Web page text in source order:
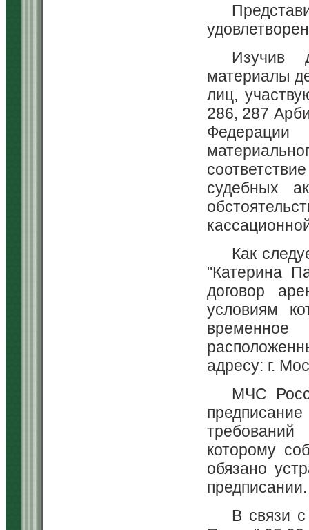
Изучив
материалы
лиц,
286, 287
Федерации
судебных
Как
"Катерина
договор
условиям
адресу: г.
МЧС
которому
обязано
предписании.
В связи